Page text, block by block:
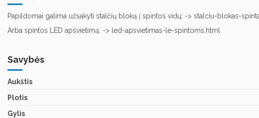
Papildomai galima užsakyti stalčių bloką į spintos vidų: -> stalciu-blokas-
Arba spintos LED apšvietimą: -> led-apsvietimas-le-spintoms.html
Savybės
Aukštis
Plotis
Gylis